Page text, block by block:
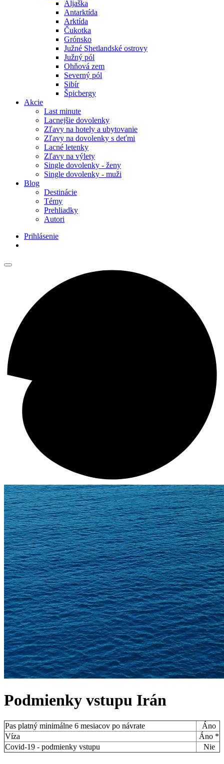
Aljaška
Antarktída
Arktída
Čukotka
Grónsko
Južné Shetlandské ostrovy
Južný pól
Ohňová zem
Severný pól
Sibír
Špicbergy
Akcie
Last minute
Lacnejšie dovolenky
Zľavy na hotely a ubytovanie
Zľavy na dovolenky s deťmi
Lacné letenky
Zľavy na výlety
Single dovolenky - ženy
Single dovolenky - muži
Blog
Destinácie
Témy
Prehliadky
Autori
Prihlásenie
Podmienky vstupu Irán
Pas platný minimálne 6 mesiacov po návrate
Áno
Víza
Áno *
Covid-19 - podmienky vstupu
Nie